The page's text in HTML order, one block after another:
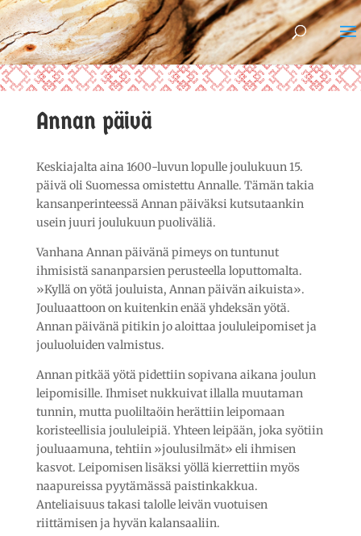
Annan päivä
Keskiajalta aina 1600-luvun lopulle joulukuun 15.
päivä oli Suomessa omistettu Annalle. Tämän takia
kansanperinteessä Annan päiväksi kutsutaankin
usein juuri joulukuun puoliväliä.
Vanhana Annan päivänä pimeys on tuntunut
ihmisistä sananparsien perusteella loputtomalta.
»Kyllä on yötä jouluista, Annan päivän aikuista».
Jouluaattoon on kuitenkin enää yhdeksän yötä.
Annan päivänä pitikin jo aloittaa joululeipomiset ja
jouluoluiden valmistus.
Annan pitkää yötä pidettiin sopivana aikana joulun
leipomisille. Ihmiset nukkuivat illalla muutaman
tunnin, mutta puoliltaöin herättiin leipomaan
koristeellisia joululeipiä. Yhteen leipään, joka syötiin
jouluaamuna, tehtiin »joulusilmät» eli ihmisen
kasvot. Leipomisen lisäksi yöllä kierrettiin myös
naapureissa pyytämässä paistinkakkua.
Anteliaisuus takasi talolle leivän vuotuisen
riittämisen ja hyvän kalansaaliin.